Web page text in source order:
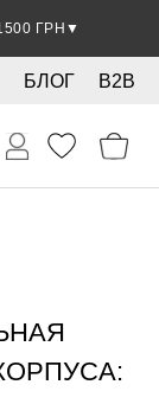
ГРН ▼
B2B
БЛОГ